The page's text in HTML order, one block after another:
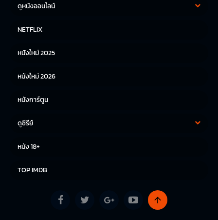
ดูหนังออนไลน์
หนังญี่ปุ่น
NETFLIX
หนังใหม่ 2025
หนังใหม่ 2026
หนังการ์ตูน
ดูซีรีย์
หนัง 18+
TOP IMDB